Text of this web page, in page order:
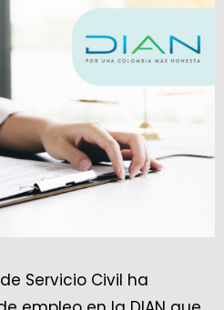
Servicio Civil ha